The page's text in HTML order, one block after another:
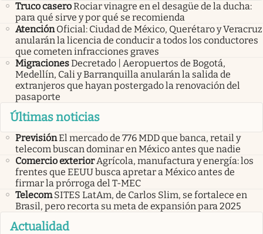
Truco caseroRociar vinagre en el desagüe de la ducha:
para qué sirve y por qué se recomienda
Atención Oficial: Ciudad de México, Querétaro y Veracruz
anularán la licencia de conducir a todos los conductores
que cometen infracciones graves
MigracionesDecretado | Aeropuertos de Bogotá,
Medellín, Cali y Barranquilla anularán la salida de
extranjeros que hayan postergado la renovación del
pasaporte
Últimas noticias
PrevisiónEl mercado de 776 MDD que banca, retail y
telecom buscan dominar en México antes que nadie
Comercio exterior Agrícola, manufactura y energía: los
frentes que EEUU busca apretar a México antes de
firmar la prórroga del T-MEC
Telecom SITES LatAm, de Carlos Slim, se fortalece en
Brasil, pero recorta su meta de expansión para 2025
Actualidad